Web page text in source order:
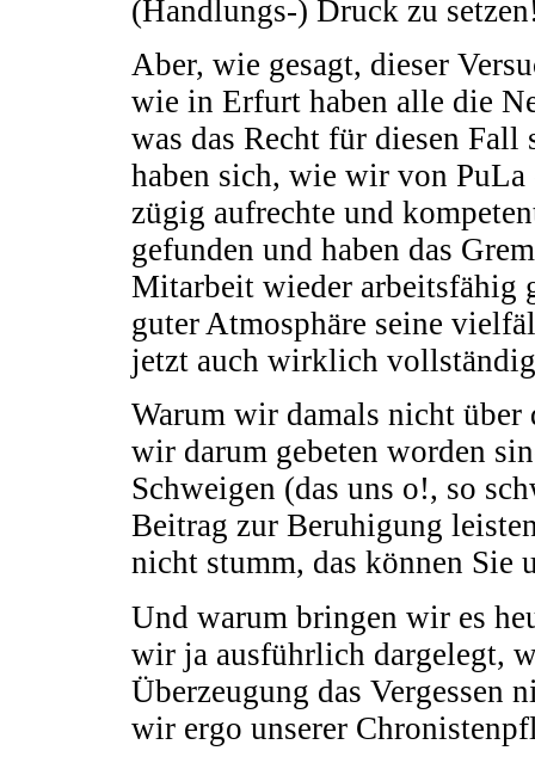
(Handlungs-) Druck zu
Aber, wie gesagt, dieser
wie in Erfurt haben alle die
was das Recht für diesen Fall
haben sich, wie wir von PuLa
zügig aufrechte und
gefunden und haben das
Mitarbeit wieder arbeitsfähig
guter Atmosphäre seine
jetzt auch wirklich
Warum wir damals nicht über
wir darum gebeten worden
Schweigen (das uns o!, so
Beitrag zur Beruhigung
nicht stumm, das können Sie
Und warum bringen wir es
wir ja ausführlich dargelegt,
Überzeugung das Vergessen
wir ergo unserer